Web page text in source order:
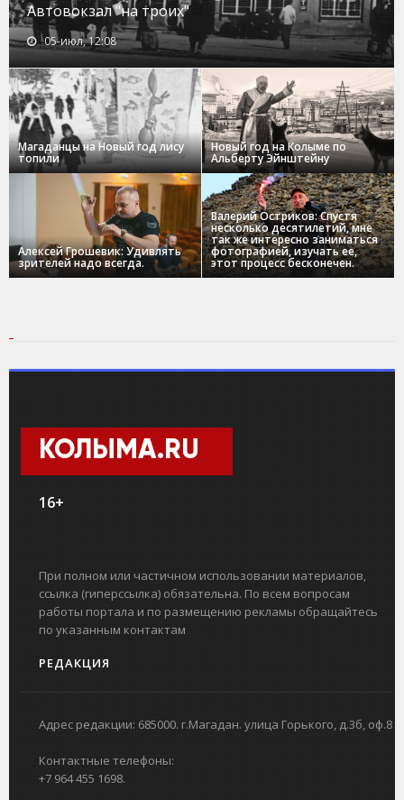
Автовокзал "на троих"
05-июл, 12:08
Магаданцы на Новый год лису
топили
Новый год на Колыме по
Альберту Эйнштейну
Алексей Грошевик: Удивлять
зрителей надо всегда.
Валерий Остриков: Спустя
несколько десятилетий, мне
так же интересно заниматься
фотографией, изучать ее,
этот процесс бесконечен.
КОЛЫМА.RU
16+
При полном или частичном использовании материалов,
ссылка (гиперссылка) обязательна. По всем вопросам
работы портала и по размещению рекламы обращайтесь
по указанным контактам
РЕДАКЦИЯ
Адрес редакции: 685000. г.Магадан. улица Горького, д.3б, оф.8
Контактные телефоны:
+7 964 455 1698.